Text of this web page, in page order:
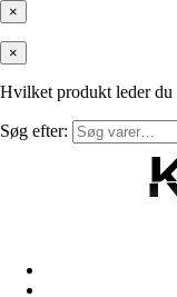
×
×
Hvilket produkt leder du
Søg efter: